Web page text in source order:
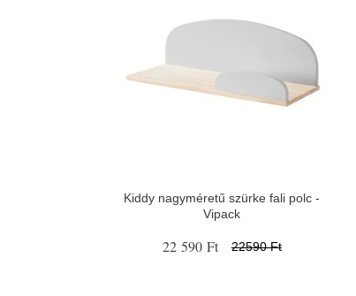
Kiddy nagyméretű szürke fali polc -
Vipack
22 590 Ft 22590 Ft